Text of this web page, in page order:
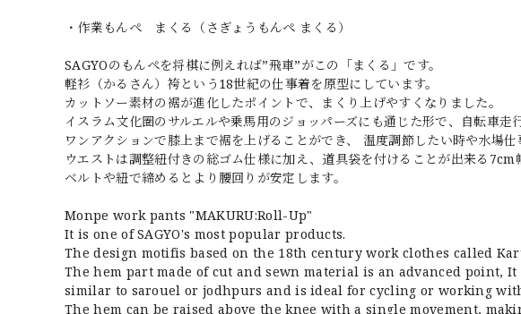
・作業もんぺ まくる（さぎょうもんぺ まくる）
SAGYOのもんぺを将棋に例えれば”飛車”がこの「まくる」です。
軽衫（かるさん）袴という18世紀の仕事着を原型にしています。
カットソー素材の裾が進化したポイントで、まくり上げやすくなりました。
イスラム文化圏のサルエルや乗馬用のジョッパーズにも通じた形で、自転車走
ワンアクションで膝上まで裾を上げることができ、 温度調節したい時や水場仕
ウエストは調整紐付きの総ゴム仕様に加え、道具袋を付けることが出来る7cm
ベルトや紐で締めるとより腰回りが安定します。
Monpe work pants "MAKURU:Roll-Up"
It is one of SAGYO's most popular products.
The design motifis based on the 18th century work clothes called
The hem part made of cut and sewn material is an advanced point,
similar to sarouel or jodhpurs and is ideal for cycling or working
The hem can be raised above the knee with a single movement,